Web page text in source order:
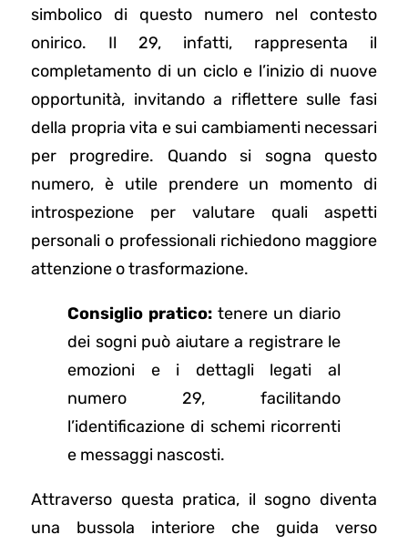
simbolico di questo numero nel contesto
onirico. Il 29, infatti, rappresenta il
completamento di un ciclo e l’inizio di nuove
opportunità, invitando a riflettere sulle fasi
della propria vita e sui cambiamenti necessari
per progredire. Quando si sogna questo
numero, è utile prendere un momento di
introspezione per valutare quali aspetti
personali o professionali richiedono maggiore
attenzione o trasformazione.
Consiglio pratico: tenere un diario
dei sogni può aiutare a registrare le
emozioni e i dettagli legati al
numero 29, facilitando
l’identificazione di schemi ricorrenti
e messaggi nascosti.
Attraverso questa pratica, il sogno diventa
una bussola interiore che guida verso